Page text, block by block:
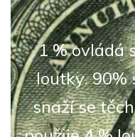
1 % ovládá
loutky. 90%
snaží se